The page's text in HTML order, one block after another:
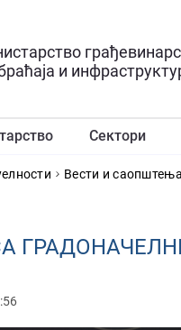
и
Сектори
Вести и саопштења